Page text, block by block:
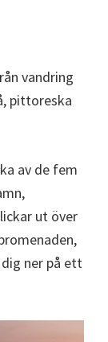
vandring
pittoreska
av de fem
ut över
ner på ett